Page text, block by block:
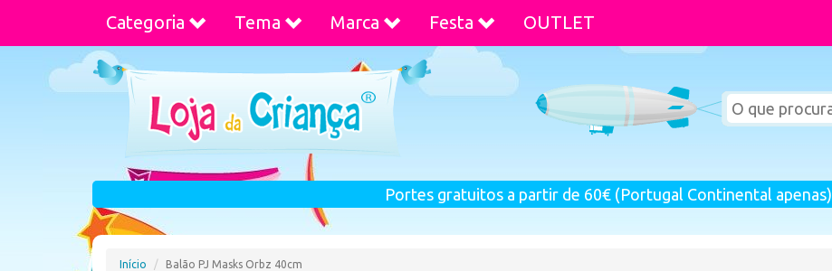
Categoria Tema Marca Festa OUTLET
Portes gratuitos a partir de 60€ (Portugal Continental apenas)
Início Balão PJ Masks Orbz 40cm